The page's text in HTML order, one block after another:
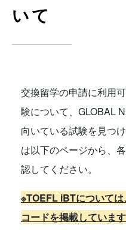
いて
交換留学の申請に利用
験について、GLOBAL
向いている試験を見つ
は以下のページから、
認してください。
※TOEFL iBTについて
コードを掲載しています